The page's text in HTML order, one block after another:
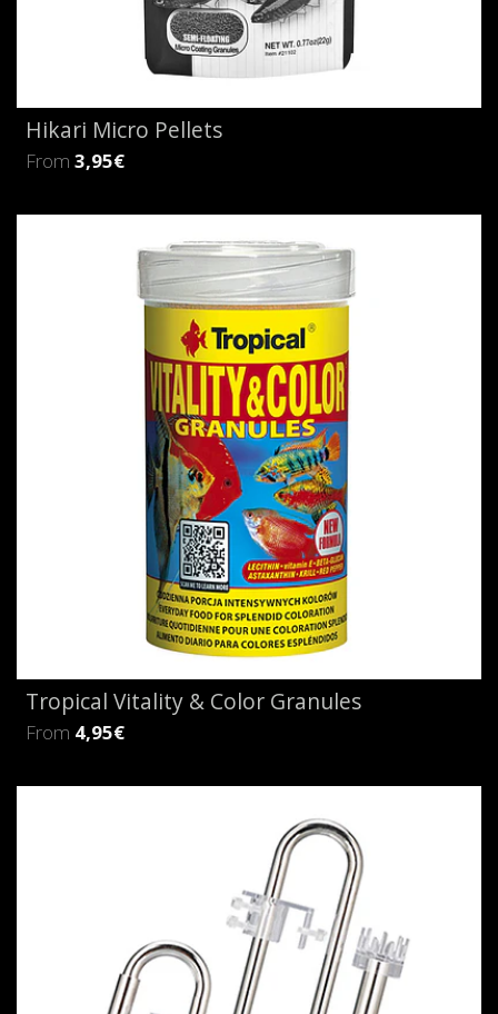
Hikari Micro Pellets
From 3,95€
Tropical Vitality & Color Granules
From 4,95€